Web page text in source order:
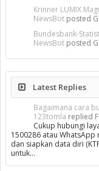
Krinner LUMIX
NewsBot posted
Bundesbank-
NewsBot posted
Latest Replies
Bagaimana cara
123tomla replied
Cukup hubungi
1500286 atau WhatsApp
dan siapkan data diri
untuk…